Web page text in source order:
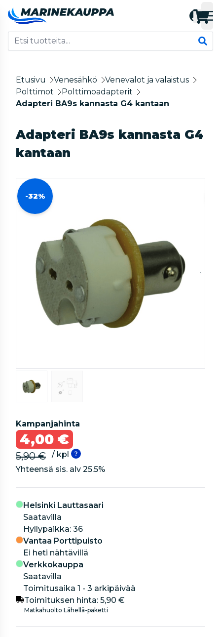
Etusivu Venesähkö
Venevalot ja valaistus
Polttimot
Polttimoadapterit
Adapteri BA9s kannasta G4 kantaan
Adapteri BA9s kannasta G4
kantaan
-32%
Kampanjahinta
4,00 €
5,90 €
/ kpl
Yhteensä sis. alv 25.5%
Helsinki Lauttasaari
Saatavilla
hyllypaikka: 36
Vantaa Porttipuisto
Ei heti nähtävillä
Verkkokauppa
Saatavilla
Toimitusaika 1 - 3 arkipäivää
Toimituksen hinta: 5,90 €
Matkahuolto Lähellä-paketti